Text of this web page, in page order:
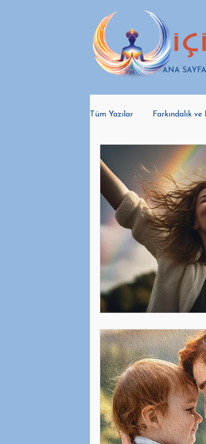
ANA SAYFA
Tüm Yazılar Farkındalık
içindeki şifacıyı uyandır